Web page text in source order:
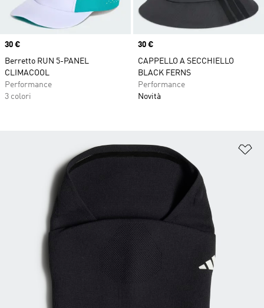
Price
30 €
Berretto RUN 5-PANEL
CLIMACOOL
Performance
3 colori
Price
30 €
CAPPELLO A SECCHIELLO
BLACK FERNS
Performance
Novità